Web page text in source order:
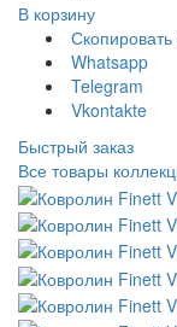
В корзину
Скопировать
Whatsapp
Telegram
Vkontakte
Быстрый заказ
Все товары